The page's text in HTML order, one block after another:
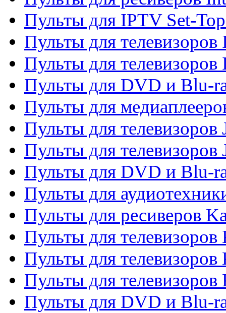
Пульты для IPTV Set-
Пульты для телевизоров
Пульты для телевизоров
Пульты для DVD и Blu-
Пульты для
Пульты для телевизоров
Пульты для телевизоров
Пульты для DVD и Blu-
Пульты для
Пульты для ресиверов
Пульты для телевизоров
Пульты для телевизоров
Пульты для телевизоров
Пульты для DVD и Blu-